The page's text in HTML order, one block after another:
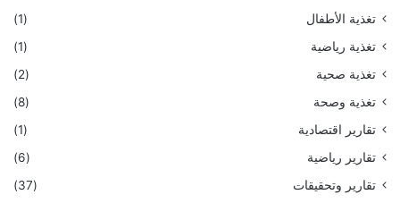
تغذية الأطفال
(1)
تغذية رياضية
(1)
تغذية صحية
(2)
تغذية وصحة
(8)
تقارير اقتصادية
(1)
تقارير رياضية
(6)
تقارير وتحقيقات
(37)